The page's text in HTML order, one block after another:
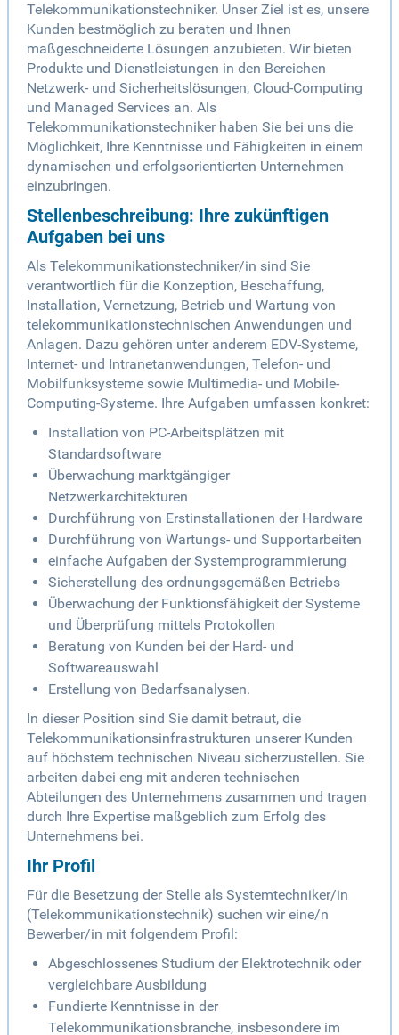
Telekommunikationstechniker. Unser Ziel ist es, unsere
Kunden bestmöglich zu beraten und Ihnen
maßgeschneiderte Lösungen anzubieten. Wir bieten
Produkte und Dienstleistungen in den Bereichen
Netzwerk- und Sicherheitslösungen, Cloud-Computing
und Managed Services an. Als
Telekommunikationstechniker haben Sie bei uns die
Möglichkeit, Ihre Kenntnisse und Fähigkeiten in einem
dynamischen und erfolgsorientierten Unternehmen
einzubringen.
Stellenbeschreibung: Ihre zukünftigen
Aufgaben bei uns
Als Telekommunikationstechniker/in sind Sie
verantwortlich für die Konzeption, Beschaffung,
Installation, Vernetzung, Betrieb und Wartung von
telekommunikationstechnischen Anwendungen und
Anlagen. Dazu gehören unter anderem EDV-Systeme,
Internet- und Intranetanwendungen, Telefon- und
Mobilfunksysteme sowie Multimedia- und Mobile-
Computing-Systeme. Ihre Aufgaben umfassen konkret:
Installation von PC-Arbeitsplätzen mit
Standardsoftware
Überwachung marktgängiger
Netzwerkarchitekturen
Durchführung von Erstinstallationen der Hardware
Durchführung von Wartungs- und Supportarbeiten
einfache Aufgaben der Systemprogrammierung
Sicherstellung des ordnungsgemäßen Betriebs
Überwachung der Funktionsfähigkeit der Systeme
und Überprüfung mittels Protokollen
Beratung von Kunden bei der Hard- und
Softwareauswahl
Erstellung von Bedarfsanalysen.
In dieser Position sind Sie damit betraut, die
Telekommunikationsinfrastrukturen unserer Kunden
auf höchstem technischen Niveau sicherzustellen. Sie
arbeiten dabei eng mit anderen technischen
Abteilungen des Unternehmens zusammen und tragen
durch Ihre Expertise maßgeblich zum Erfolg des
Unternehmens bei.
Ihr Profil
Für die Besetzung der Stelle als Systemtechniker/in
(Telekommunikationstechnik) suchen wir eine/n
Bewerber/in mit folgendem Profil:
Abgeschlossenes Studium der Elektrotechnik oder
vergleichbare Ausbildung
Fundierte Kenntnisse in der
Telekommunikationsbranche, insbesondere im